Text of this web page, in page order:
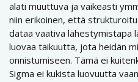
alati muuttuva ja vaikeasti
niin erikoinen, että
dataa vaativa lähestymistapa
luovaa taikuutta, jota heidän
onnistumiseen. Tämä ei
Sigma ei kukista luovuutta